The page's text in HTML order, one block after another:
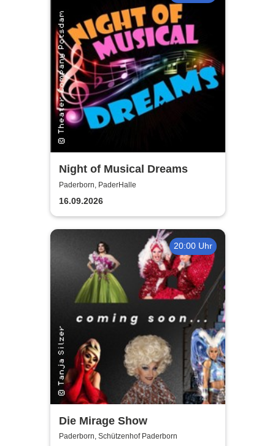
Night of Musical Dreams
Paderborn, PaderHalle
16.09.2026
20:00 Uhr
Die Mirage Show
Paderborn, Schützenhof Paderborn